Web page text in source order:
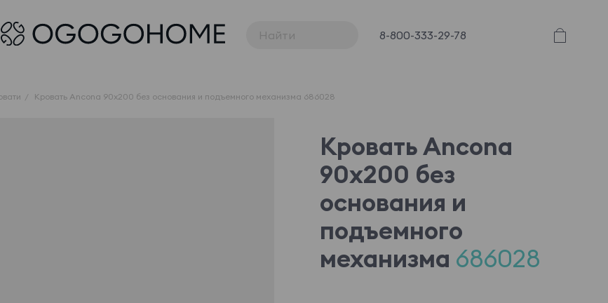
8-800-333-29-78
Кровать Ancona 90x200 без основания и подъемного механизма 686028
Кровать Ancona
90x200 без
основания и
подъемного
механизма 686028